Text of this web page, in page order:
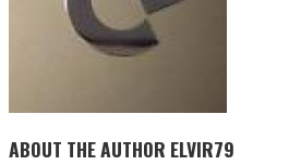
ABOUT THE AUTHOR ELVIR79